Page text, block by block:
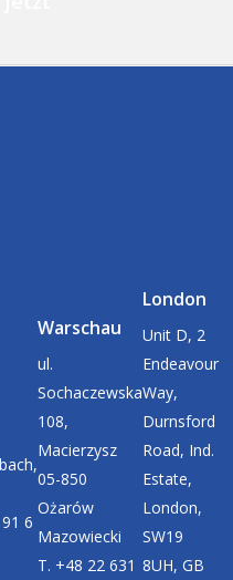
6
Warschau
ul.
Sochaczewska
108,
Macierzysz
05-850
Ożarów
Mazowiecki
T. +48 22 631
London
Unit D, 2
Endeavour
Way,
Durnsford
Road, Ind.
Estate,
London,
SW19
8UH, GB